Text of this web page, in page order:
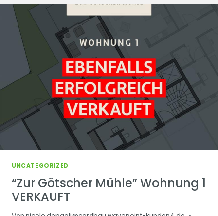
5
VERKAUFT
UNCATEGORIZED
“Zur Götscher Mühle” Wohnung 1
VERKAUFT